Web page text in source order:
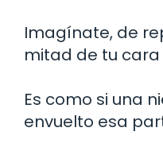
Imagínate, de
mitad de tu
Es como si una
envuelto esa